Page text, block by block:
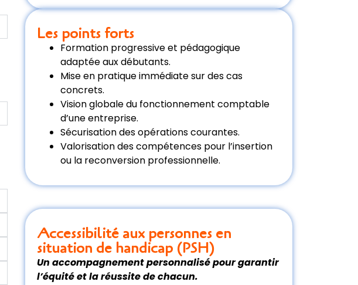
Les points forts
Formation progressive et pédagogique
adaptée aux débutants.
Mise en pratique immédiate sur des cas
concrets.
Vision globale du fonctionnement comptable
d’une entreprise.
Sécurisation des opérations courantes.
Valorisation des compétences pour l’insertion
ou la reconversion professionnelle.
Accessibilité aux personnes en
situation de handicap (PSH)
Un accompagnement personnalisé pour garantir
l’équité et la réussite de chacun.